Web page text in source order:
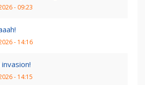
- 09:23
- 14:16
invasion!
- 14:15